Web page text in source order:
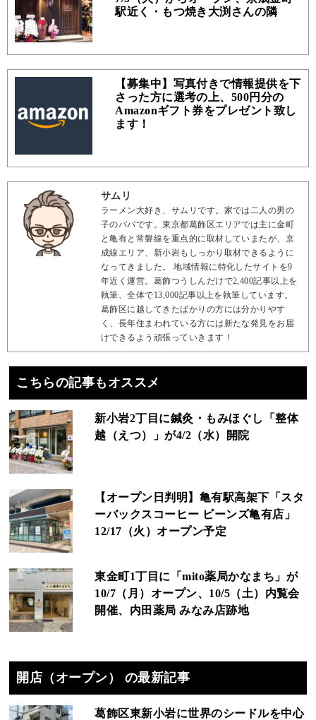
駅近く・もつ焼き大渕さんの隣
【募集中】写真付きで情報提供を下
さった方に選考の上、500円分の
Amazonギフト券をプレゼント致し
ます！
サムリ
ラーメン大好き、サムリです。家では二人の男の
子のパパです。東京都葛飾区エリアでは主に金町
と亀有と常磐線を重点的に取材していまたが、京
成線エリア、新小岩もしっかり取材できるように
なってきました。 地域情報に特化したサイトを9
年近く運営。葛飾つうしんだけで2,400記事以上を
執筆、全体で13,000記事以上を執筆しています。
葛飾区に越してきたばかりの方には分かりやす
く、長年住まわれている方には新たな発見をお届
けできるよう頑張っていきます！
こちらの記事もオススメ
新小岩2丁目に鍼灸・もみほぐし「整体
越（えつ）」が4/2（水）開院
【オープン日判明】亀有駅高架下「スタ
ーバックスコーヒー ビーンズ亀有店」
12/17（火）オープン予定
東金町1丁目に「mito薬局かなまち」が
10/7（月）オープン、10/5（土）内覧会
開催、内田薬局 みなみ店跡地
開店（オープン） の最新記事
葛飾区東新小岩に世界のシードルを中心